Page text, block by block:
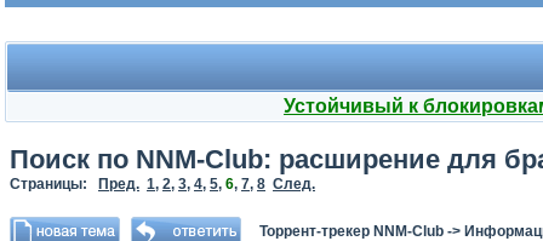
Устойчивый к
Поиск по NNM-Club: расширение для
Страницы: Пред. 1, 2, 3, 4, 5, 6, 7, 8 След.
Торрент-трекер NNM-Club ->